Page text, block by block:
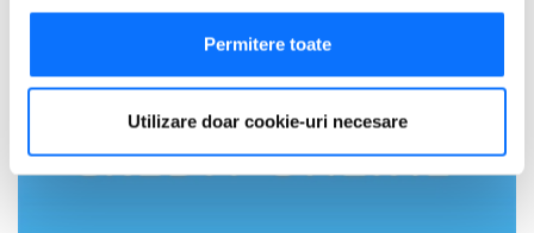
geografică cu o exactitate de până la câțiva metri
Să vă identificăm dispozitivul scanândul-l în mod
dvs. personale și configurați-vă preferințele la
cu detalii. Vă puteți modifica sau retrage oricând acordul
Permitere toate
Utilizare doar cookie-uri necesare